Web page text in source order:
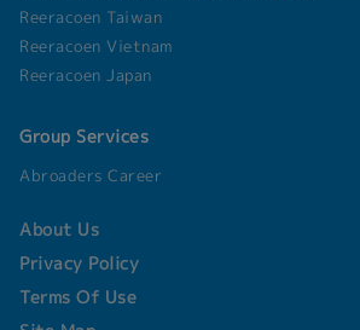
Reeracoen Taiwan
Reeracoen Vietnam
Reeracoen Japan
Group Services
Abroaders Career
About Us
Privacy Policy
Terms Of Use